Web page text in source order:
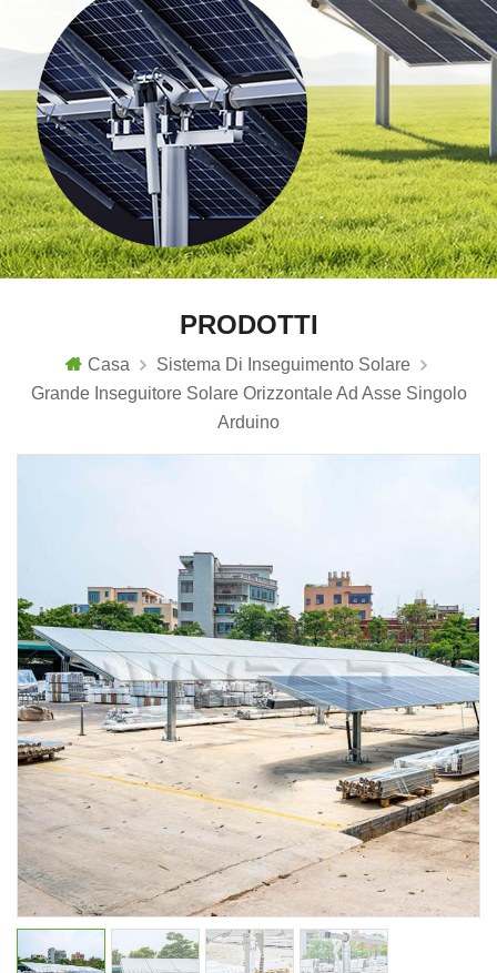
PRODOTTI
Casa
Sistema Di Inseguimento Solare
Grande Inseguitore Solare Orizzontale Ad Asse Singolo
Arduino